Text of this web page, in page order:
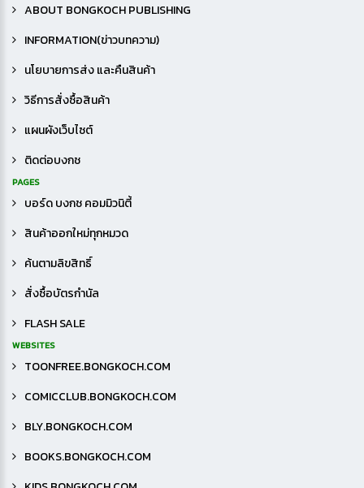
ABOUT BONGKOCH PUBLISHING
INFORMATION(ข่าวบทความ)
นโยบายการส่ง และคืนสินค้า
วิธีการสั่งซื้อสินค้า
แผนผังเว็บไซต์
ติดต่อบงกช
PAGES
บอร์ด บงกช คอมมิวนิตี้
สินค้าออกใหม่ทุกหมวด
ค้นตามลิขสิทธิ์
สั่งซื้อบัตรกำนัล
FLASH SALE
WEBSITES
TOONFREE.BONGKOCH.COM
COMICCLUB.BONGKOCH.COM
BLY.BONGKOCH.COM
BOOKS.BONGKOCH.COM